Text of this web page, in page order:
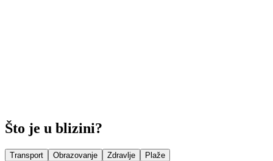
Što je u blizini?
Transport Obrazovanje Zdravlje Plaže